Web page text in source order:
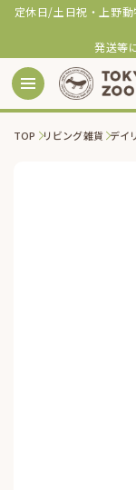
定休日/土日祝・上野
発送等
TOP リビング雑貨 デイ